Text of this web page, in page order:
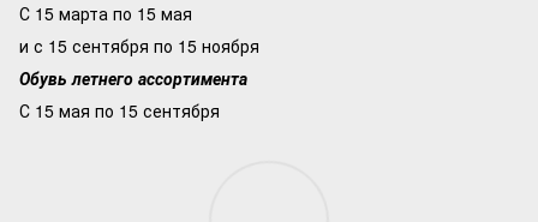
С 15 марта по 15 мая
и с 15 сентября по 15 ноября
Обувь летнего ассортимента
С 15 мая по 15 сентября